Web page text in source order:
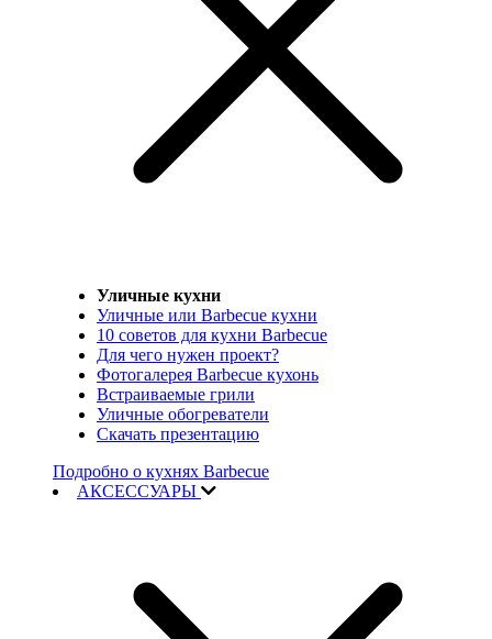
Уличные кухни
Уличные или Barbecue кухни
10 советов для кухни Barbecue
Для чего нужен проект?
Фотогалерея Barbecue кухонь
Встраиваемые грили
Уличные обогреватели
Скачать презентацию
Подробно о кухнях Barbecue
АКСЕССУАРЫ